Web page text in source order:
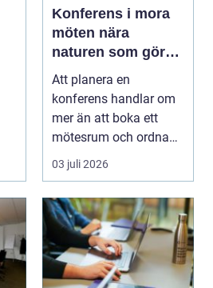
Konferens i mora
möten nära
naturen som gör
skillnad
Att planera en
konferens handlar om
mer än att boka ett
mötesrum och ordna
fika. För många företag
h...
03 juli 2026